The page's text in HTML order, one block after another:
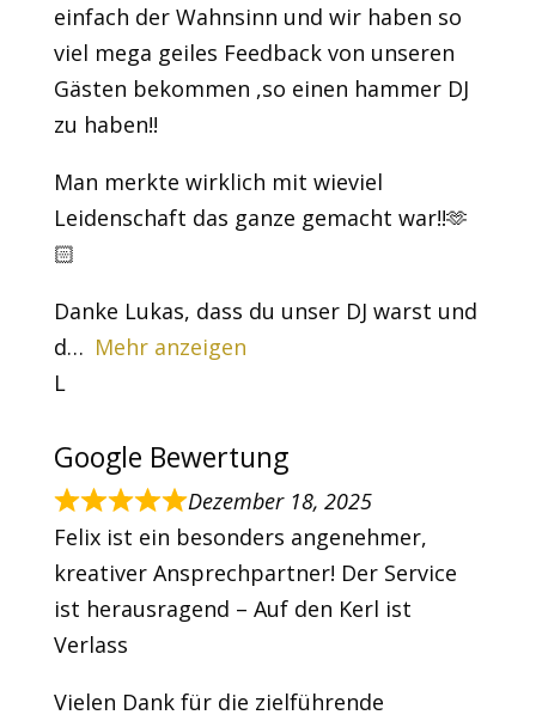
einfach der Wahnsinn und wir haben so
viel mega geiles Feedback von unseren
Gästen bekommen ,so einen hammer DJ
zu haben!!
Man merkte wirklich mit wieviel
Leidenschaft das ganze gemacht war!!🫶
🏻
Danke Lukas, dass du unser DJ warst und
d
Mehr anzeigen
L
Google Bewertung
Dezember 18, 2025
Felix ist ein besonders angenehmer,
kreativer Ansprechpartner! Der Service
ist herausragend – Auf den Kerl ist
Verlass
Vielen Dank für die zielführende